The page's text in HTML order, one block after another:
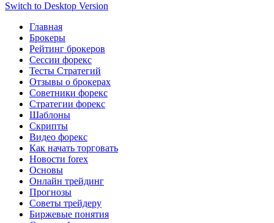
Switch to Desktop Version
Главная
Брокеры
Рейтинг брокеров
Сессии форекс
Тесты Стратегий
Отзывы о брокерах
Советники форекс
Стратегии форекс
Шаблоны
Скрипты
Видео форекс
Как начать торговать
Новости forex
Основы
Онлайн трейдинг
Прогнозы
Советы трейдеру
Биржевые понятия